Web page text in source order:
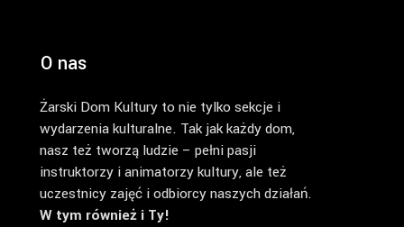
O nas
Żarski Dom Kultury to nie tylko sekcje i
wydarzenia kulturalne. Tak jak każdy dom,
nasz też tworzą ludzie – pełni pasji
instruktorzy i animatorzy kultury, ale też
uczestnicy zajęć i odbiorcy naszych działań.
W tym również i Ty!